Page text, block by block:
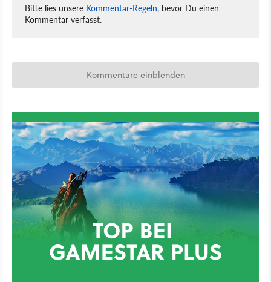
Bitte lies unsere Kommentar-Regeln, bevor Du einen
Kommentar verfasst.
Kommentare einblenden